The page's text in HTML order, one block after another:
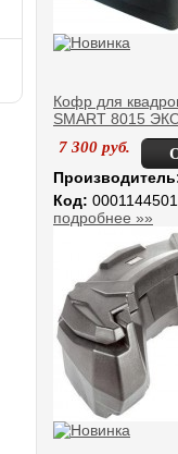
Кофр для
SMART 8015
7 300 руб.
Код:
подробнее »»